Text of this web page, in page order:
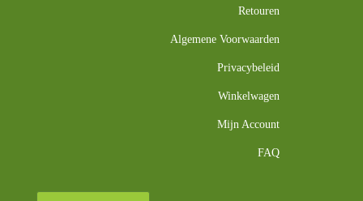
Retouren
Algemene Voorwaarden
Privacybeleid
Winkelwagen
Mijn Account
FAQ